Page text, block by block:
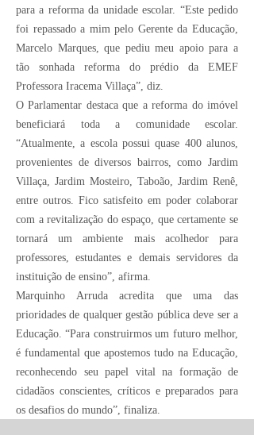
para a reforma da unidade escolar. “Este pedido
foi repassado a mim pelo Gerente da Educação,
Marcelo Marques, que pediu meu apoio para a
tão sonhada reforma do prédio da EMEF
Professora Iracema Villaça”, diz.
O Parlamentar destaca que a reforma do imóvel
beneficiará toda a comunidade escolar.
“Atualmente, a escola possui quase 400 alunos,
provenientes de diversos bairros, como Jardim
Villaça, Jardim Mosteiro, Taboão, Jardim Renê,
entre outros. Fico satisfeito em poder colaborar
com a revitalização do espaço, que certamente se
tornará um ambiente mais acolhedor para
professores, estudantes e demais servidores da
instituição de ensino”, afirma.
Marquinho Arruda acredita que uma das
prioridades de qualquer gestão pública deve ser a
Educação. “Para construirmos um futuro melhor,
é fundamental que apostemos tudo na Educação,
reconhecendo seu papel vital na formação de
cidadãos conscientes, críticos e preparados para
os desafios do mundo”, finaliza.